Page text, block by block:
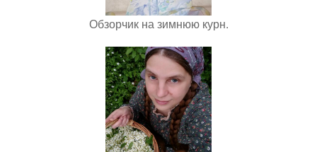
Обзорчик на зимнюю курн.